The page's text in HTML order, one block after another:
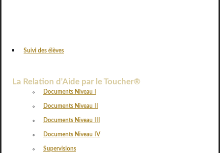
Suivi des élèves
Documents Niveau I
Documents Niveau II
Documents Niveau III
Documents Niveau IV
Supervisions
La Relation d’Aide par le Toucher®